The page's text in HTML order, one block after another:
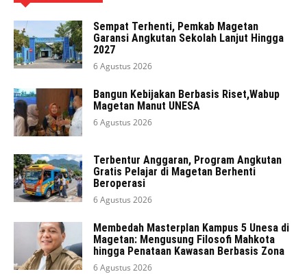
Sempat Terhenti, Pemkab Magetan
Garansi Angkutan Sekolah Lanjut Hingga
2027
6 Agustus 2026
Bangun Kebijakan Berbasis Riset,Wabup
Magetan Manut UNESA
6 Agustus 2026
Terbentur Anggaran, Program Angkutan
Gratis Pelajar di Magetan Berhenti
Beroperasi
6 Agustus 2026
Membedah Masterplan Kampus 5 Unesa di
Magetan: Mengusung Filosofi Mahkota
hingga Penataan Kawasan Berbasis Zona
6 Agustus 2026